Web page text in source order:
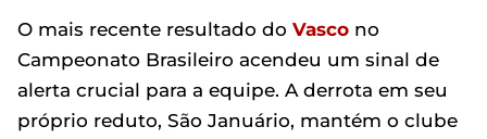
O mais recente resultado do Vasco no
Campeonato Brasileiro acendeu um sinal de
alerta crucial para a equipe. A derrota em seu
próprio reduto, São Januário, mantém o clube